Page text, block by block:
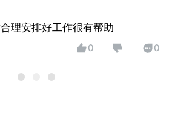
理安排好工作很有帮助
0 0